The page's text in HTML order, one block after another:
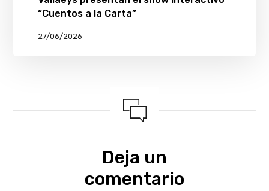
“Cuentos a la Carta”
27/06/2026
Deja un
comentario